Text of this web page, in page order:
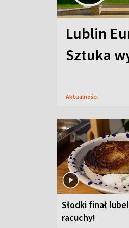
Lublin
Sztuka
Aktualności
Słodki finał
racuchy!